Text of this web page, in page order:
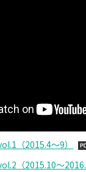
（2015.4～9）
（2015.10～